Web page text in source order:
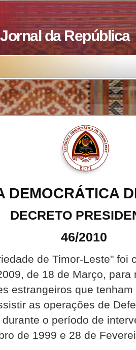
Jornal da República
DEMOCRÁTICA
DECRETO
46/2010
de Timor-Leste" foi
de 18 de Março,
estrangeiros que
as operações de
o período de
de 1999 e 28 de